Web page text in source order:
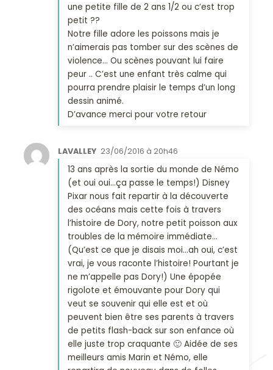
une petite fille de 2 ans 1/2 ou c’est trop
petit ??
Notre fille adore les poissons mais je
n’aimerais pas tomber sur des scènes de
violence… Ou scènes pouvant lui faire
peur .. C’est une enfant très calme qui
pourra prendre plaisir le temps d’un long
dessin animé.
D’avance merci pour votre retour
LAVALLEY 23/06/2016 à 20h46
13 ans après la sortie du monde de Némo
(et oui oui…ça passe le temps!) Disney
Pixar nous fait repartir à la découverte
des océans mais cette fois à travers
l’histoire de Dory, notre petit poisson aux
troubles de la mémoire immédiate…
(Qu’est ce que je disais moi…ah oui, c’est
vrai, je vous raconte l’histoire! Pourtant je
ne m’appelle pas Dory!) Une épopée
rigolote et émouvante pour Dory qui
veut se souvenir qui elle est et où
peuvent bien être ses parents à travers
de petits flash-back sur son enfance où
elle juste trop craquante 🙂 Aidée de ses
meilleurs amis Marin et Némo, elle